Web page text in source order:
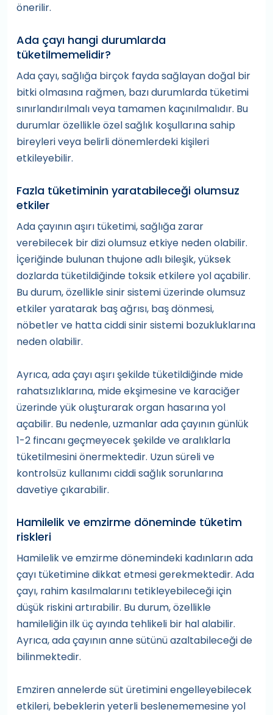
önerilir.
Ada çayı hangi durumlarda
tüketilmemelidir?
Ada çayı, sağlığa birçok fayda sağlayan doğal bir
bitki olmasına rağmen, bazı durumlarda tüketimi
sınırlandırılmalı veya tamamen kaçınılmalıdır. Bu
durumlar özellikle özel sağlık koşullarına sahip
bireyleri veya belirli dönemlerdeki kişileri
etkileyebilir.
Fazla tüketiminin yaratabileceği olumsuz
etkiler
Ada çayının aşırı tüketimi, sağlığa zarar
verebilecek bir dizi olumsuz etkiye neden olabilir.
İçeriğinde bulunan thujone adlı bileşik, yüksek
dozlarda tüketildiğinde toksik etkilere yol açabilir.
Bu durum, özellikle sinir sistemi üzerinde olumsuz
etkiler yaratarak baş ağrısı, baş dönmesi,
nöbetler ve hatta ciddi sinir sistemi bozukluklarına
neden olabilir.
Ayrıca, ada çayı aşırı şekilde tüketildiğinde mide
rahatsızlıklarına, mide ekşimesine ve karaciğer
üzerinde yük oluşturarak organ hasarına yol
açabilir. Bu nedenle, uzmanlar ada çayının günlük
1-2 fincanı geçmeyecek şekilde ve aralıklarla
tüketilmesini önermektedir. Uzun süreli ve
kontrolsüz kullanımı ciddi sağlık sorunlarına
davetiye çıkarabilir.
Hamilelik ve emzirme döneminde tüketim
riskleri
Hamilelik ve emzirme dönemindeki kadınların ada
çayı tüketimine dikkat etmesi gerekmektedir. Ada
çayı, rahim kasılmalarını tetikleyebileceği için
düşük riskini artırabilir. Bu durum, özellikle
hamileliğin ilk üç ayında tehlikeli bir hal alabilir.
Ayrıca, ada çayının anne sütünü azaltabileceği de
bilinmektedir.
Emziren annelerde süt üretimini engelleyebilecek
etkileri, bebeklerin yeterli beslenememesine yol